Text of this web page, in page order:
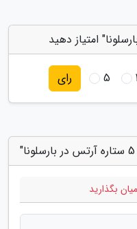
5 رای
بگذارید